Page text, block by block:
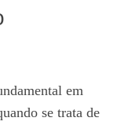
em
se trata de